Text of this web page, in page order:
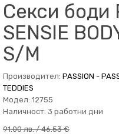
Секси боди
SENSIE
S/M
Производител: PASSION -
TEDDIES
Модел: 12755
Наличност: 3 работни дни
91.00 лв. / 46.53 €